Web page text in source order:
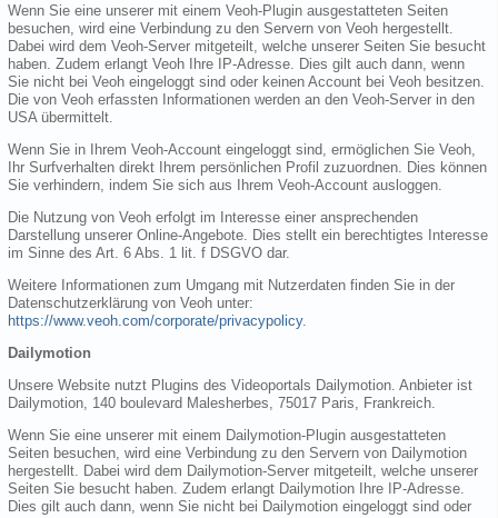
Wenn Sie eine unserer mit einem Veoh-Plugin ausgestatteten Seiten
besuchen, wird eine Verbindung zu den Servern von Veoh hergestellt.
Dabei wird dem Veoh-Server mitgeteilt, welche unserer Seiten Sie besucht
haben. Zudem erlangt Veoh Ihre IP-Adresse. Dies gilt auch dann, wenn
Sie nicht bei Veoh eingeloggt sind oder keinen Account bei Veoh besitzen.
Die von Veoh erfassten Informationen werden an den Veoh-Server in den
USA übermittelt.
Wenn Sie in Ihrem Veoh-Account eingeloggt sind, ermöglichen Sie Veoh,
Ihr Surfverhalten direkt Ihrem persönlichen Profil zuzuordnen. Dies können
Sie verhindern, indem Sie sich aus Ihrem Veoh-Account ausloggen.
Die Nutzung von Veoh erfolgt im Interesse einer ansprechenden
Darstellung unserer Online-Angebote. Dies stellt ein berechtigtes Interesse
im Sinne des Art. 6 Abs. 1 lit. f DSGVO dar.
Weitere Informationen zum Umgang mit Nutzerdaten finden Sie in der
Datenschutzerklärung von Veoh unter:
https://www.veoh.com/corporate/privacypolicy.
Dailymotion
Unsere Website nutzt Plugins des Videoportals Dailymotion. Anbieter ist
Dailymotion, 140 boulevard Malesherbes, 75017 Paris, Frankreich.
Wenn Sie eine unserer mit einem Dailymotion-Plugin ausgestatteten
Seiten besuchen, wird eine Verbindung zu den Servern von Dailymotion
hergestellt. Dabei wird dem Dailymotion-Server mitgeteilt, welche unserer
Seiten Sie besucht haben. Zudem erlangt Dailymotion Ihre IP-Adresse.
Dies gilt auch dann, wenn Sie nicht bei Dailymotion eingeloggt sind oder